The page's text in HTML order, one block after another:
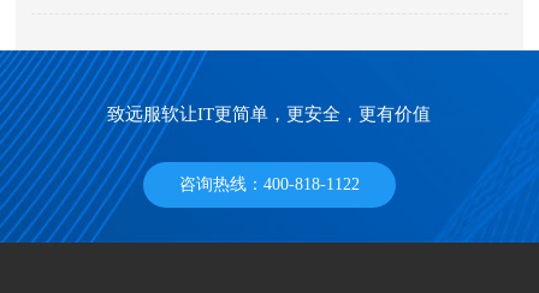
致远服软让IT更简单，更安全，更有价值
咨询热线：400-818-1122